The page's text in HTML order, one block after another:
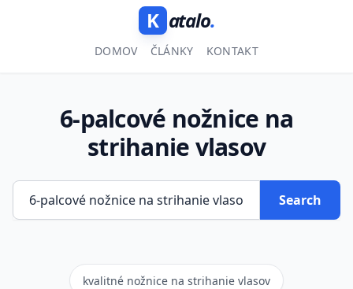
K atalo.
DOMOV ČLÁNKY KONTAKT
6-palcové nožnice na
strihanie vlasov
Search
kvalitné nožnice na strihanie vlasov